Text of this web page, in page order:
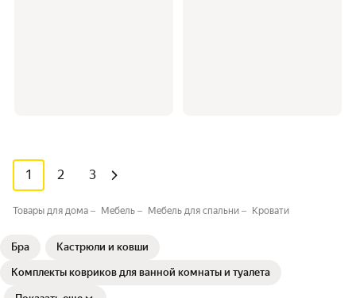
1 2 3
Товары для дома Мебель Мебель для спальни Кровати
Бра Кастрюли и ковши
Комплекты ковриков для ванной комнаты и туалета